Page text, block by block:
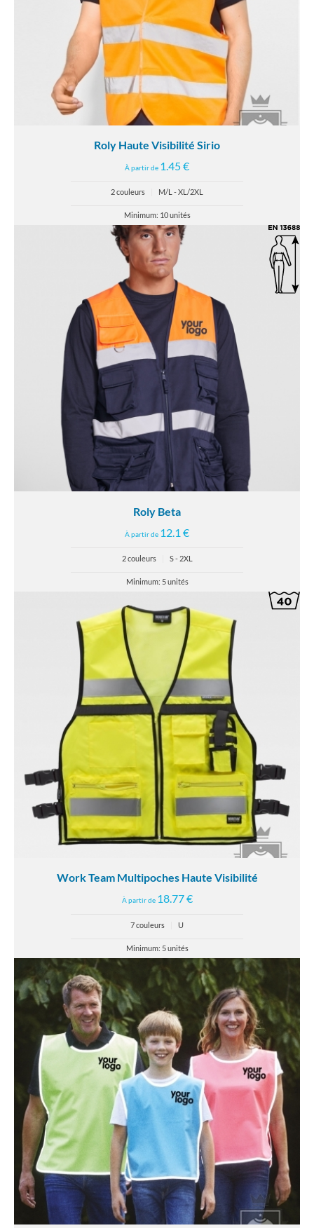
Roly Haute Visibilité Sirio
À partir de 1.45 €
2 couleurs M/L - XL/2XL
Minimum: 10 unités
Roly Beta
À partir de 12.1 €
2 couleurs S - 2XL
Minimum: 5 unités
Work Team Multipoches Haute Visibilité
À partir de 18.77 €
7 couleurs U
Minimum: 5 unités